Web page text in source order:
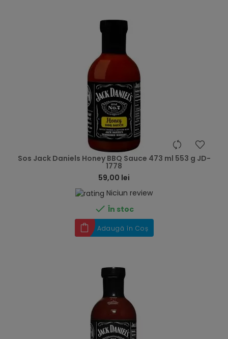
Sos Jack Daniels Honey BBQ Sauce 473 ml 553 g JD-
1778
59,00 lei
Niciun review
 În stoc
Adaugă în Coș